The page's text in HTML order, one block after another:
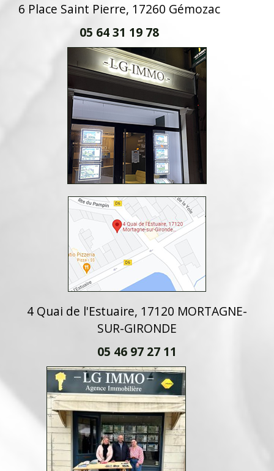
6 Place Saint Pierre, 17260 Gémozac
05 64 31 19 78
4 Quai de l'Estuaire, 17120 MORTAGNE-
SUR-GIRONDE
05 46 97 27 11